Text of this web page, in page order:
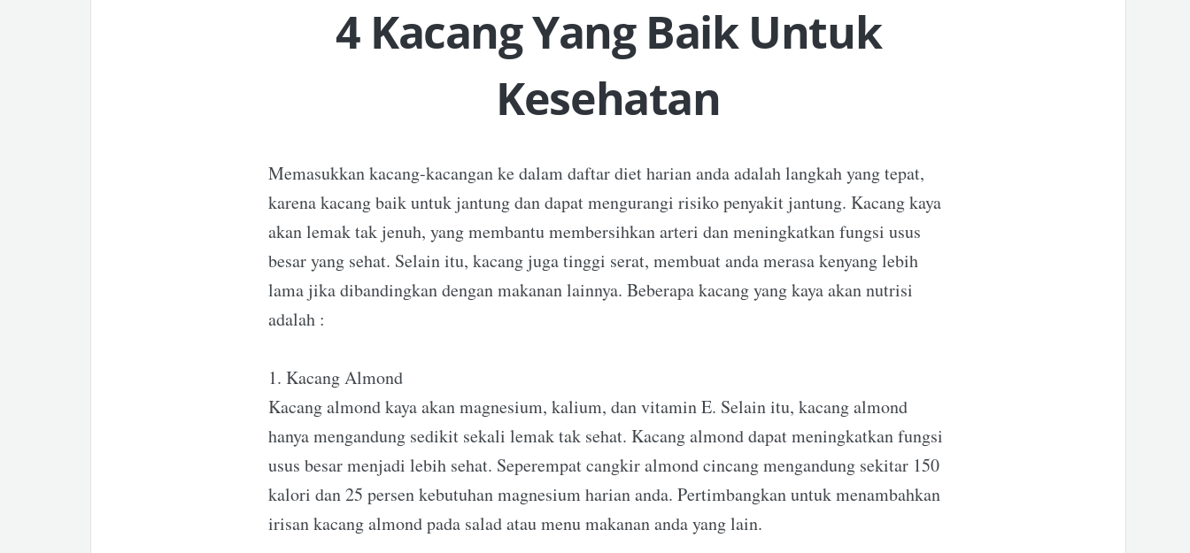
4 Kacang Yang Baik Untuk
Kesehatan
Memasukkan kacang-kacangan ke dalam daftar diet harian anda adalah langkah yang tepat,
karena kacang baik untuk jantung dan dapat mengurangi risiko penyakit jantung. Kacang kaya
akan lemak tak jenuh, yang membantu membersihkan arteri dan meningkatkan fungsi usus
besar yang sehat. Selain itu, kacang juga tinggi serat, membuat anda merasa kenyang lebih
lama jika dibandingkan dengan makanan lainnya. Beberapa kacang yang kaya akan nutrisi
adalah :
1. Kacang Almond
Kacang almond kaya akan magnesium, kalium, dan vitamin E. Selain itu, kacang almond
hanya mengandung sedikit sekali lemak tak sehat. Kacang almond dapat meningkatkan fungsi
usus besar menjadi lebih sehat. Seperempat cangkir almond cincang mengandung sekitar 150
kalori dan 25 persen kebutuhan magnesium harian anda. Pertimbangkan untuk menambahkan
irisan kacang almond pada salad atau menu makanan anda yang lain.